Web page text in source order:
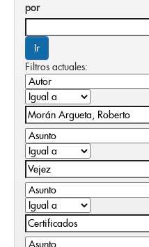
por
Filtros actuales: